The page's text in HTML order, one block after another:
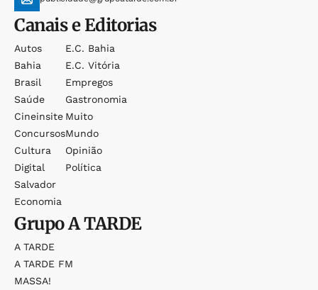
Canais e Editorias
Autos
Bahia
Brasil
Saúde
Cineinsite
Concursos
Cultura
Digital
Salvador
Economia
E.c. Bahia
E.c. Vitória
Empregos
Gastronomia
Muito
Mundo
Opinião
Política
GrupoA TARDE
A TARDE
A TARDE FM
MASSA!